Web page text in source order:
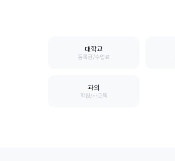
대학교
등록금/수업료
과외
학원/사교육